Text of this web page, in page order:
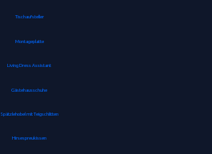
Tischaufsteller
Montageplatte
Living Dress Assistant
Gästehausschuhe
Spätzlehobel mit Teigschlitten
Hirsespreukissen